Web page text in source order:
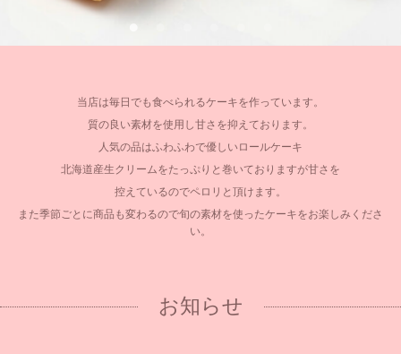
当店は毎日でも食べられるケーキを作っています。
質の良い素材を使用し甘さを抑えております。
人気の品はふわふわで優しいロールケーキ
北海道産生クリームをたっぷりと巻いておりますが甘さを
控えているのでペロリと頂けます。
また季節ごとに商品も変わるので旬の素材を使ったケーキをお楽しみくださ
い。
お知らせ